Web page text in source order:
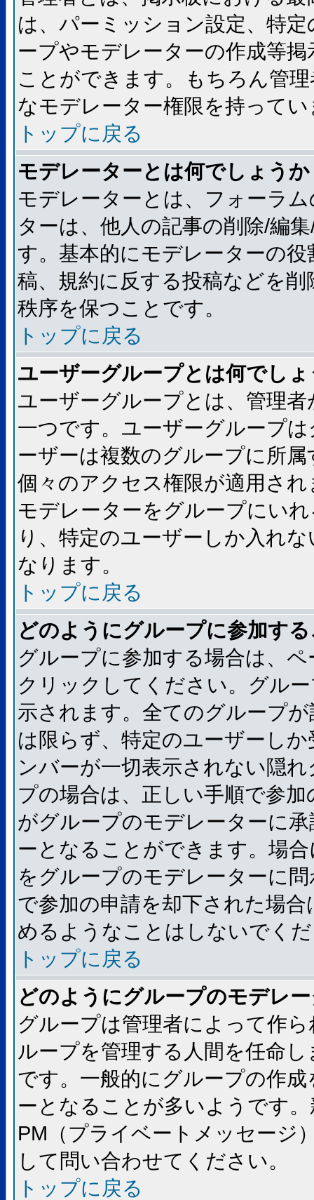
は、パーミッション設定、特
ープやモデレーターの作成等
ことができます。もちろん管
なモデレーター権限を持ってい
トップに戻る
モデレーターとは何でしょうか
モデレーターとは、フォーラ
ターは、他人の記事の削除/編
す。基本的にモデレーターの
稿、規約に反する投稿などを
秩序を保つことです。
トップに戻る
ユーザーグループとは何でし
ユーザーグループとは、管理
一つです。ユーザーグループ
ーザーは複数のグループに所
個々のアクセス権限が適用さ
モデレーターをグループにい
り、特定のユーザーしか入れ
なります。
トップに戻る
どのようにグループに参加す
グループに参加する場合は、
クリックしてください。グル
示されます。全てのグループ
は限らず、特定のユーザーし
ンバーが一切表示されない隠
プの場合は、正しい手順で参
がグループのモデレーターに
ーとなることができます。場
をグループのモデレーターに
で参加の申請を却下された場
めるようなことはしないでく
トップに戻る
どのようにグループのモデレ
グループは管理者によって作
ループを管理する人間を任命
です。一般的にグループの作
ーとなることが多いようです
PM（プライベートメッセージ
して問い合わせてください。
トップに戻る